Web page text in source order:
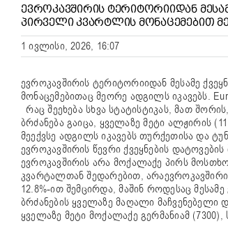
ᲔᲕᲠᲝᲙᲐᲕᲨᲘᲠᲘᲡ ᲢᲔᲠᲘᲢᲝᲠᲘᲘᲓᲐᲜ
ᲞᲘᲠᲕᲔᲚᲘ ᲙᲕᲐᲠᲢᲚᲘᲡ ᲛᲝᲜᲐᲪᲔᲛᲔᲑᲘᲗ
1 ივლისი, 2026, 16:07
ევროკავშირის ტერიტორიიდან მესამე
მონაცემებითაც მეორე ადგილს იკავებს.
რაც შეეხება სხვა სტატისტიკას, მათ
ბრძანება გაიცა, ყველაზე მეტი ალჟირის
მეექვსე ადგილს იკავებს თურქეთისა და
ევროკავშირის წევრი ქვეყნების
ევროკავშირის არა მოქალაქე პირს
კვარტალთან შედარებით,
12.8%-ით შემცირდა, მაშინ როდესაც
ბრძანების ყველაზე მაღალი მაჩვენებელი
ყველაზე მეტი მოქალაქე გერმანიამ